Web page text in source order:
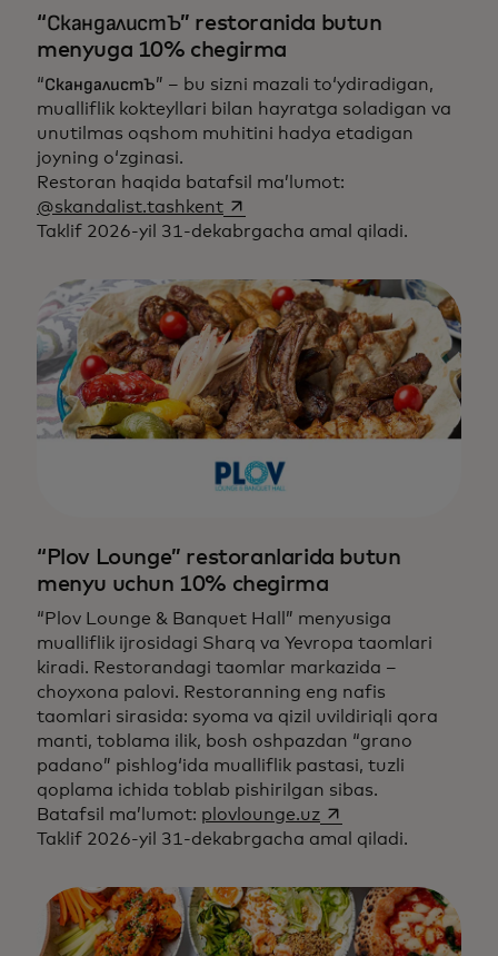
“СкандалистЪ” restoranida butun
menyuga 10% chegirma
“СкандалистЪ” – bu sizni mazali to‘ydiradigan,
mualliflik kokteyllari bilan hayratga soladigan va
unutilmas oqshom muhitini hadya etadigan
joyning o‘zginasi.
Restoran haqida batafsil ma’lumot:
@skandalist.tashkentopens in a new tab
Taklif 2026-yil 31-dekabrgacha amal qiladi.
“Plov Lounge” restoranlarida butun
menyu uchun 10% chegirma
“Plov Lounge & Banquet Hall” menyusiga
mualliflik ijrosidagi Sharq va Yevropa taomlari
kiradi. Restorandagi taomlar markazida –
choyxona palovi. Restoranning eng nafis
taomlari sirasida: syoma va qizil uvildiriqli qora
manti, toblama ilik, bosh oshpazdan “grano
padano” pishlog‘ida mualliflik pastasi, tuzli
qoplama ichida toblab pishirilgan sibas.
Batafsil ma’lumot: plovlounge.uzopens in a new tab
Taklif 2026-yil 31-dekabrgacha amal qiladi.